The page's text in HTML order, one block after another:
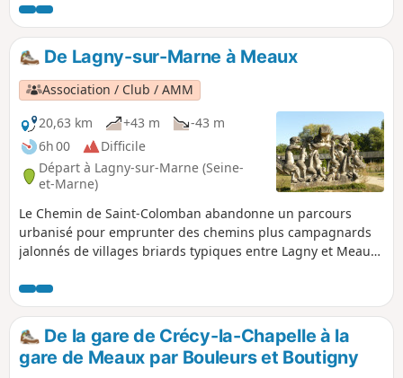
Dhuys apportent une touche patrimoniale.
De Lagny-sur-Marne à Meaux
Association / Club / AMM
20,63 km
+43 m
-43 m
6h 00
Difficile
Départ à Lagny-sur-Marne (Seine-
et-Marne)
Le Chemin de Saint-Colomban abandonne un parcours
urbanisé pour emprunter des chemins plus campagnards
jalonnés de villages briards typiques entre Lagny et Meaux.
longeant canaux et berges de la Marne.
De la gare de Crécy-la-Chapelle à la
gare de Meaux par Bouleurs et Boutigny